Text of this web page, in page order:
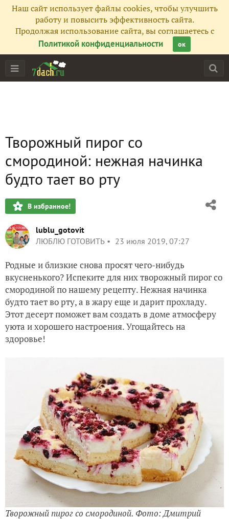
Наш сайт использует файлы cookies, чтобы улучшить
работу и повысить эффективность сайта.
Продолжая использование сайта, вы соглашаетесь с
Политикой конфиденциальности
ок
Творожный пирог со
смородиной: нежная начинка
будто тает во рту
В избранное!
lublu_gotovit
ЛЮБЛЮ ГОТОВИТЬ
23 июля 2019, 07:27
Родные и близкие снова просят чего-нибудь
вкусненького? Испеките для них творожный пирог со
смородиной по нашему рецепту. Нежная начинка
будто тает во рту, а в жару еще и дарит прохладу.
Этот десерт поможет вам создать в доме атмосферу
уюта и хорошего настроения. Угощайтесь на
здоровье!
Творожный пирог со смородиной. Фото: Дмитрий